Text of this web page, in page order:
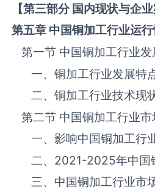
【第三部分 国内现状与企业
第五章 中国铜加工行业运
第一节 中国‌‌‌‌‌‌‌铜加工‌‌‌‌‌‌‌‌‌‌‌‌‌‌‌‌‌‌‌行业发
一、‌‌‌‌‌‌‌铜加工‌‌‌‌‌‌‌‌‌‌‌‌‌‌‌‌行业发展特
二、‌‌‌‌‌‌‌铜加工‌‌‌‌‌‌‌‌‌‌‌‌‌‌‌‌行业技术现
第二节 中国‌‌‌‌‌‌‌铜加工‌‌‌‌‌‌‌‌‌‌‌‌‌‌‌‌‌‌‌行业
一、影响中国‌‌‌‌‌‌‌铜加工‌‌‌‌‌‌‌‌‌‌‌‌‌‌‌‌‌‌‌行
二、 2021-2025年中国‌‌‌‌‌‌‌
三、中国‌‌‌‌‌‌‌铜加工‌‌‌‌‌‌‌‌‌‌‌‌‌‌‌‌行业市